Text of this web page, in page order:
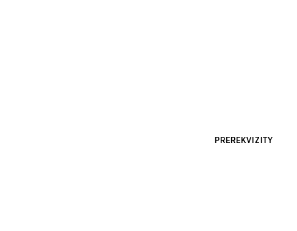
PREREKVIZITY